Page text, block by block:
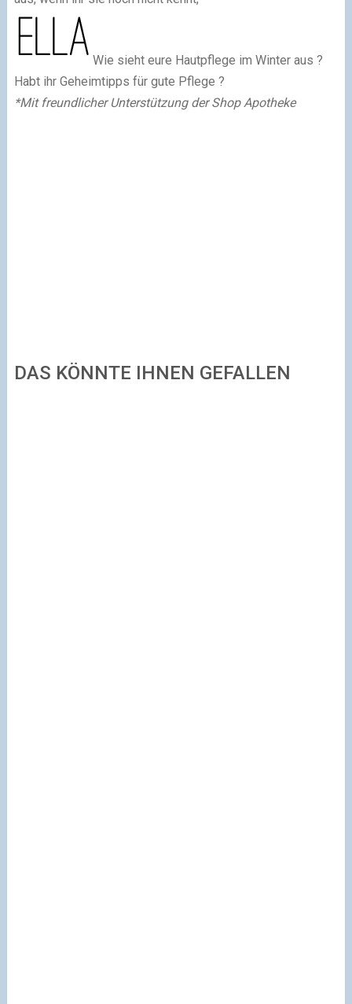
Wie sieht eure Hautpflege im Winter aus ?
Habt ihr Geheimtipps für gute Pflege ?
*Mit freundlicher Unterstützung der Shop Apotheke
DAS KÖNNTE IHNEN GEFALLEN